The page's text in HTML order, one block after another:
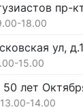
пр-
18.00
ул,
15.00
лет
14.00